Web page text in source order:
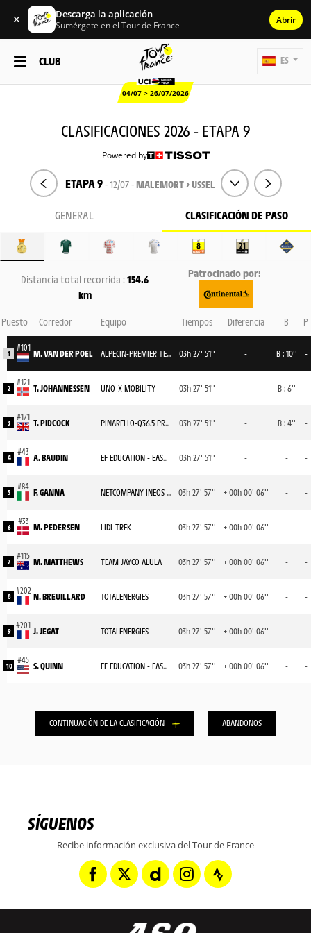
✕ Descarga la aplicación
Sumérgete en el Tour de France Abrir
CLUB
04/07 > 26/07/2026
ES
CLASIFICACIONES 2026 - ETAPA 9
Powered by
ETAPA 9- 12/07 -MALEMORT > USSEL
GENERAL CLASIFICACIÓN DE PASO
Distancia total recorrida : 154.6
km
Patrocinado por:
Puesto Corredor Equipo Tiempos Diferencia B P
1 M. VAN DER POEL ALPECIN-PREMIER TECH 03h 27' 51'' - B : 10'' -
2 T. JOHANNESSEN UNO-X MOBILITY 03h 27' 51'' - B : 6'' -
3 T. PIDCOCK PINARELLO-Q36.5 PRO CYCLING TEAM 03h 27' 51'' - B : 4'' -
4 A. BAUDIN EF EDUCATION - EASYPOST 03h 27' 51'' - - -
5 F. GANNA NETCOMPANY INEOS CYCLING TEAM 03h 27' 57'' + 00h 00' 06'' - -
6 M. PEDERSEN LIDL-TREK 03h 27' 57'' + 00h 00' 06'' - -
7 M. MATTHEWS TEAM JAYCO ALULA 03h 27' 57'' + 00h 00' 06'' - -
8 N. BREUILLARD TOTALENERGIES 03h 27' 57'' + 00h 00' 06'' - -
9 J. JEGAT TOTALENERGIES 03h 27' 57'' + 00h 00' 06'' - -
10 S. QUINN EF EDUCATION - EASYPOST 03h 27' 57'' + 00h 00' 06'' - -
CONTINUACIÓN DE LA CLASIFICACIÓN ABANDONOS
SÍGUENOS
Recibe información exclusiva del Tour de France